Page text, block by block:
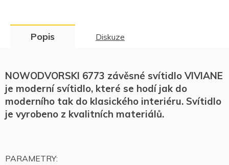
Popis Diskuze
NOWODVORSKI 6773 závěsné svítidlo VIVIANE
je moderní svítidlo, které se hodí jak do
moderního tak do klasického interiéru. Svítidlo
je vyrobeno z kvalitních materiálů.
PARAMETRY: